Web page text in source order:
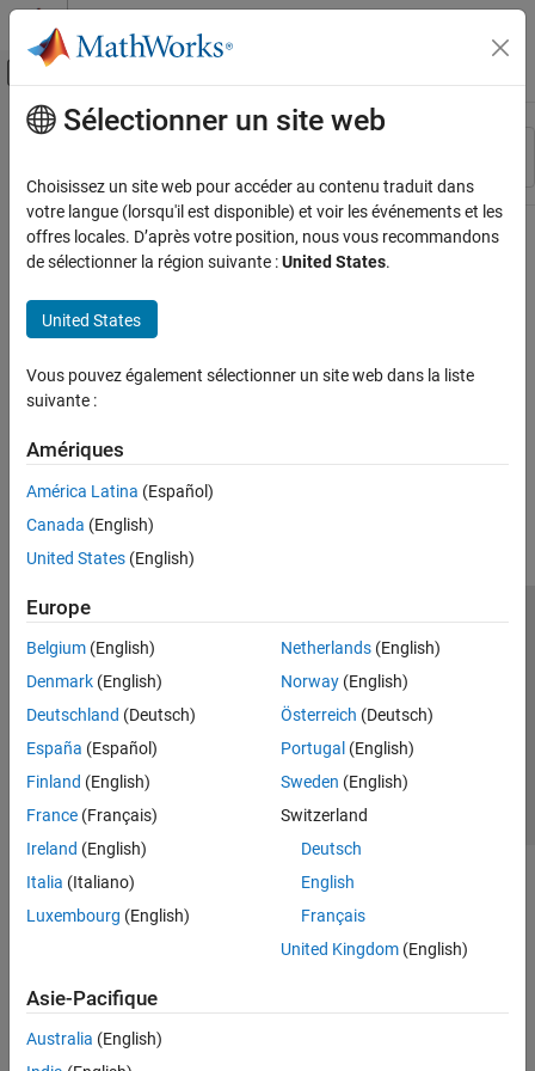
Passer au contenu
Activer/désactiver l'affichage du menu
Ressource
Contenu principal
Sélectionner un site web
Choisissez un site web pour accéder au contenu traduit dans
votre langue (lorsqu'il est disponible) et voir les événements et les
offres locales. D’après votre position, nous vous recommandons
de sélectionner la région suivante :United States.
United States
Vous pouvez également sélectionner un site web dans la liste
suivante :
Amériques
América Latina (Español)
Canada (English)
United States (English)
Europe
Belgium (English)
Denmark (English)
Deutschland (Deutsch)
España (Español)
Finland (English)
France (Français)
Ireland (English)
Italia (Italiano)
Luxembourg (English)
Netherlands(English)
Norway(English)
Österreich (Deutsch)
Portugal (English)
Sweden (English)
Switzerland
Deutsch
English
Français
United Kingdom(English)
Asie-Pacifique
Australia (English)
Lutte anti-piratage
Contacts locaux
© 1994-2026 The MathWorks, Inc.